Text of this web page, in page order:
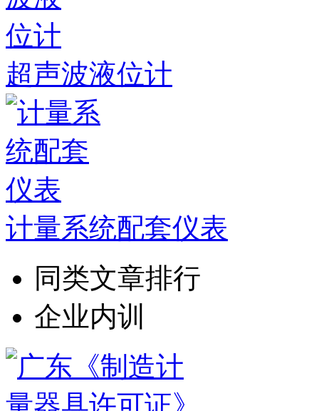
超声波液位计
计量系统配套仪表
同类文章排行
企业内训